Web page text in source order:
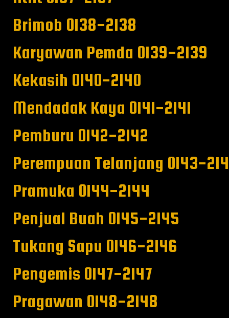
Brimob 0138-2138
Karyawan Pemda 0139-2139
Kekasih 0140-2140
Mendadak Kaya 0141-2141
Pemburu 0142-2142
Perempuan Telanjang 0143-
Pramuka 0144-2144
Penjual Buah 0145-2145
Tukang Sapu 0146-2146
Pengemis 0147-2147
Pragawan 0148-2148